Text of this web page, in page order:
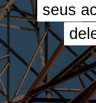
seus
seus